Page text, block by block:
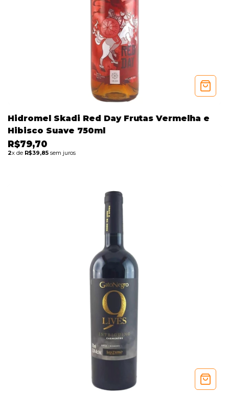
Hidromel Skadi Red Day Frutas Vermelha e
Hibisco Suave 750ml
R$79,70
2x de R$39,85 sem juros